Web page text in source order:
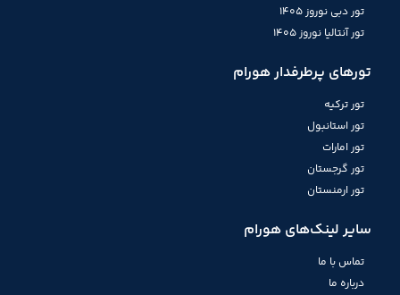
تور دبی نوروز 1405
تور آنتالیا نوروز 1405
تورهای پرطرفدار هورام
تور ترکیه
تور استانبول
تور امارات
تور گرجستان
تور ارمنستان
سایر لینک‌های هورام
تماس با ما
درباره ما